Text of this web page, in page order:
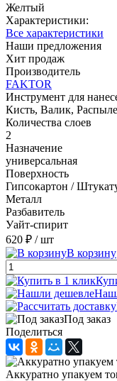
Желтый
Характеристики:
Все характеристики
Наши предложения
Хит продаж
Производитель
FAKTOR
Инструмент для
Кисть, Валик,
Количества слоев
2
Назначение
универсальная
Поверхность
Гипсокартон /
Металл
Разбавитель
Уайт-спирит
620 ₽ / шт
В корзину
Под заказ
Поделиться
Аккуратно упакуем